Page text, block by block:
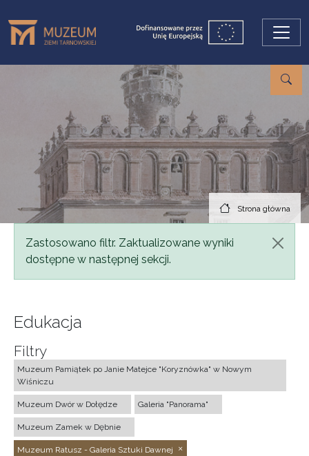
Strona główna
Komunikat
Zastosowano filtr. Zaktualizowane wyniki
dostępne w następnej sekcji.
Edukacja
Filtry
Muzeum Pamiątek po Janie Matejce "Koryznówka" w Nowym
Wiśniczu
Muzeum Dwór w Dołędze Galeria "Panorama"
Muzeum Zamek w Dębnie
Muzeum Ratusz - Galeria Sztuki Dawnej